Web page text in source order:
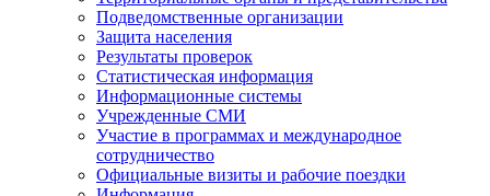
Подведомственные организации
Защита населения
Результаты проверок
Статистическая информация
Информационные системы
Учрежденные СМИ
Участие в программах и международное
сотрудничество
Официальные визиты и рабочие поездки